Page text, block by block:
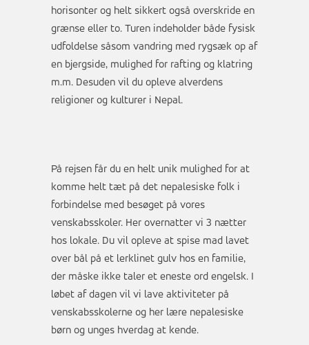
horisonter og helt sikkert også overskride en
grænse eller to. Turen indeholder både fysisk
udfoldelse såsom vandring med rygsæk op af
en bjergside, mulighed for rafting og klatring
m.m. Desuden vil du opleve alverdens
religioner og kulturer i Nepal.
På rejsen får du en helt unik mulighed for at
komme helt tæt på det nepalesiske folk i
forbindelse med besøget på vores
venskabsskoler. Her overnatter vi 3 nætter
hos lokale. Du vil opleve at spise mad lavet
over bål på et lerklinet gulv hos en familie,
der måske ikke taler et eneste ord engelsk. I
løbet af dagen vil vi lave aktiviteter på
venskabsskolerne og her lære nepalesiske
børn og unges hverdag at kende.